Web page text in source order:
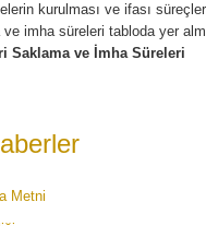
kurulması ve ifası
imha süreleri tabloda yer
Saklama ve İmha Süreleri
Metni